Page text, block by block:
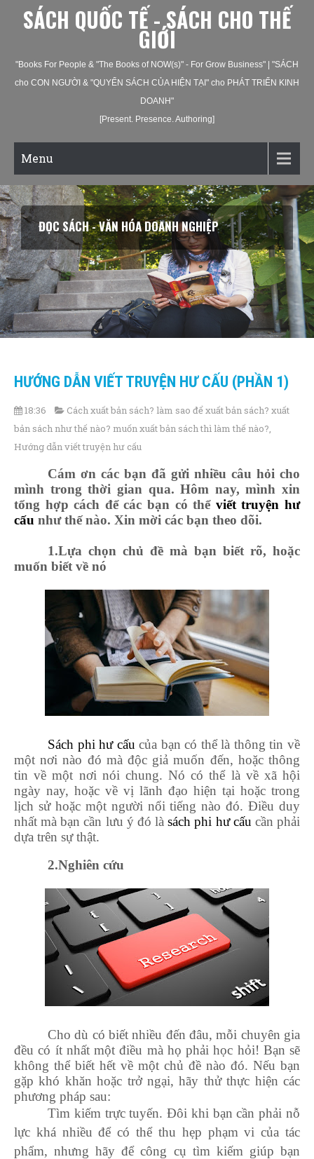
SÁCH QUỐC TẾ - SÁCH CHO THẾ
GIỚI
"Books For People & "The Books of NOW(s)" - For Grow Business" | "SÁCH
cho CON NGƯỜI & "QUYỂN SÁCH CỦA HIỆN TẠI" cho PHÁT TRIỂN KINH
DOANH"
[Present. Presence. Authoring]
Menu
ĐỌC SÁCH - VĂN HÓA DOANH NGHIỆP
HƯỚNG DẪN VIẾT TRUYỆN HƯ CẤU (PHẦN 1)
18:36
Cách xuất bản sách? làm sao để xuất bản sách? xuất
bản sách như thế nào? muốn xuất bản sách thì làm thế nào?,
Hướng dẫn viết truyện hư cấu
Cám ơn các bạn đã gửi nhiều câu hỏi cho
mình trong thời gian qua. Hôm nay, mình xin
tổng hợp cách để các bạn có thể viết truyện hư
cấu như thế nào. Xin mời các bạn theo dõi.
1.Lựa chọn chủ đề mà bạn biết rõ, hoặc
muốn biết về nó
Sách phi hư cấu của bạn có thể là thông tin về
một nơi nào đó mà độc giả muốn đến, hoặc thông
tin về một nơi nói chung. Nó có thể là về xã hội
ngày nay, hoặc về vị lãnh đạo hiện tại hoặc trong
lịch sử hoặc một người nổi tiếng nào đó. Điều duy
nhất mà bạn cần lưu ý đó làsách phi hư cấu cần phải
dựa trên sự thật.
2.Nghiên cứu
Cho dù có biết nhiều đến đâu, mỗi chuyên gia
đều có ít nhất một điều mà họ phải học hỏi! Bạn sẽ
không thể biết hết về một chủ đề nào đó. Nếu bạn
gặp khó khăn hoặc trở ngại, hãy thử thực hiện các
phương pháp sau:
Tìm kiếm trực tuyến. Đôi khi bạn cần phải nỗ
lực khá nhiều để có thể thu hẹp phạm vi của tác
phẩm, nhưng hãy để công cụ tìm kiếm giúp bạn